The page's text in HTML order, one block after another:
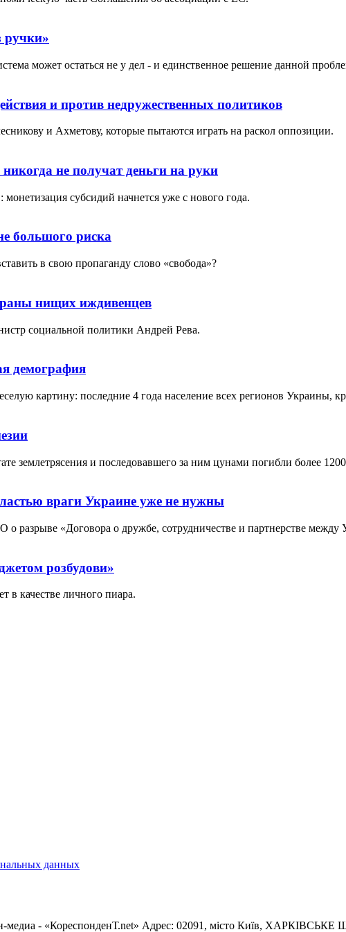
ручки»
может остаться не у дел - и единственное решение данной
и против недружественных политиков
и Ахметову, которые пытаются играть на раскол оппозиции.
не получат деньги на руки
субсидий начнется уже с нового года.
большого риска
в свою пропаганду слово «свобода»?
нищих иждивенцев
социальной политики Андрей Рева.
демография
картину: последние 4 года население всех регионов Украины,
землетрясения и последовавшего за ним цунами погибли более
враги Украине уже не нужны
разрыве «Договора о дружбе, сотрудничестве и партнерстве между
розбудови»
в качестве личного пиара.
данных
медиа - «КореспонденТ.net» Адрес: 02091, місто Київ, ХАРКІВСЬКЕ